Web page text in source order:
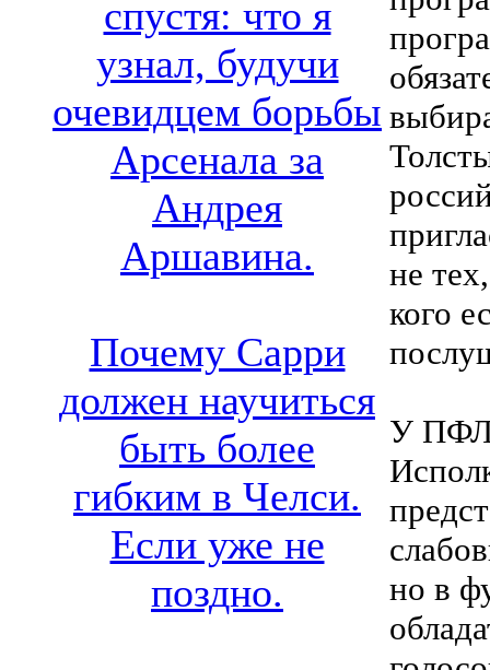
спустя: что я
узнал, будучи
очевидцем борьбы
Арсенала за
Андрея
Аршавина.
Почему Сарри
должен научиться
быть более
гибким в Челси.
Если уже не
поздно.
не
кого
У ПФЛ
но в